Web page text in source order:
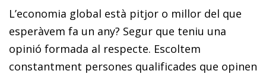
L’economia global està pitjor o millor del que
esperàvem fa un any? Segur que teniu una
opinió formada al respecte. Es­­coltem
constantment persones qualificades que opinen